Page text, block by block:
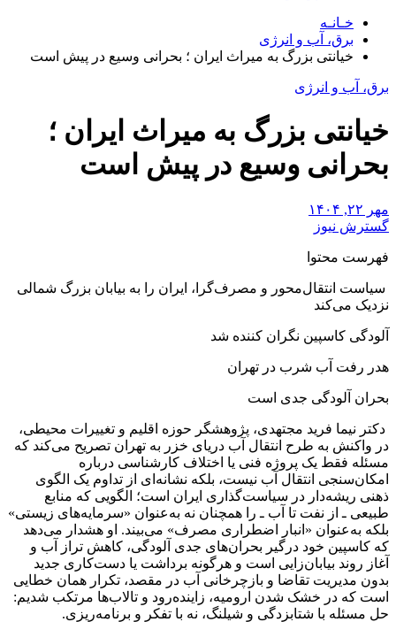
خـانـه
برق، آب و انرژی
خیانتی بزرگ به میراث ایران ؛ بحرانی وسیع در پیش است
برق، آب و انرژی
خیانتی بزرگ به میراث ایران ؛
بحرانی وسیع در پیش است
مهر ۲۲, ۱۴۰۴
گسترش نیوز
فهرست محتوا
سیاست انتقال‌محور و مصرف‌گرا، ایران را به بیابان بزرگ شمالی
نزدیک می‌کند
آلودگی کاسپین نگران کننده شد
هدر رفت آب شرب در تهران
بحران آلودگی جدی است
دکتر نیما فرید مجتهدی، پژوهشگر حوزه اقلیم و تغییرات محیطی،
در واکنش به طرح انتقال آب دریای خزر به تهران تصریح می‌کند که
مسئله فقط یک پروژه فنی یا اختلاف کارشناسی درباره
امکان‌سنجی انتقال آب نیست، بلکه نشانه‌ای از تداوم یک الگوی
ذهنی ریشه‌دار در سیاست‌گذاری ایران است؛ الگویی که منابع
طبیعی ـ از نفت تا آب ـ را همچنان نه به‌عنوان «سرمایه‌های زیستی»
بلکه به‌عنوان «انبار اضطراری مصرف» می‌بیند. او هشدار می‌دهد
که کاسپین خود درگیر بحران‌های جدی آلودگی، کاهش تراز آب و
آغاز روند بیابان‌زایی است و هرگونه برداشت یا دست‌کاری جدید
بدون مدیریت تقاضا و بازچرخانی آب در مقصد، تکرار همان خطایی
است که در خشک شدن ارومیه، زاینده‌رود و تالاب‌ها مرتکب شدیم:
حل مسئله با شتابزدگی و شیلنگ، نه با تفکر و برنامه‌ریزی.